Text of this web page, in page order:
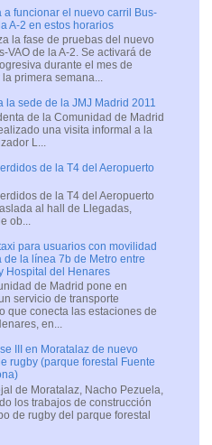
a funcionar el nuevo carril Bus-
A-2 en estos horarios
la fase de pruebas del nuevo
VAO de la A-2. Se activará de
durante el mes de
la primera semana...
la sede de la JMJ Madrid 2011
de la Comunidad de Madrid
una visita informal a la
L...
de la T4 del Aeropuerto
de la T4 del Aeropuerto
al hall de Llegadas,
ob...
para usuarios con movilidad
de la línea 7b de Metro entre
Hospital del Henares
de Madrid pone en
servicio de transporte
que conecta las estaciones de
en...
III en Moratalaz de nuevo
rugby (parque forestal Fuente
de Moratalaz, Nacho Pezuela,
los trabajos de construcción
de rugby del parque forestal